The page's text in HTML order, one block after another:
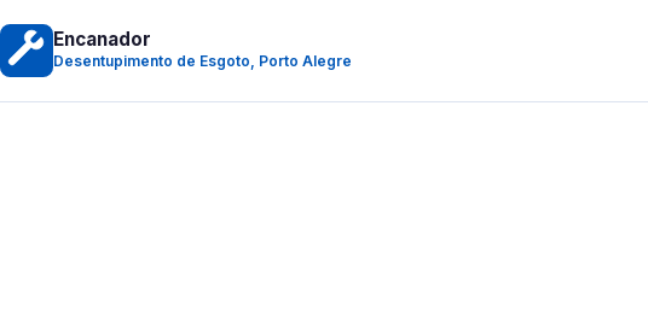
Encanador
Desentupimento de Esgoto, Porto Alegre